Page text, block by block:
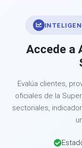
Accede a
Evalúa clientes,
oficiales de la
sectoriales,